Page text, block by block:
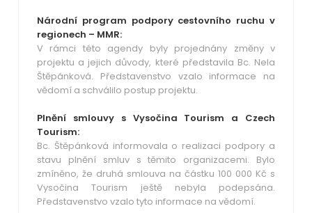
Národní program podpory cestovního ruchu v
regionech – MMR:
V rámci této agendy byly projednány změny v
projektu a jejich důvody, které představila Bc. Nela
Štěpánková. Představenstvo vzalo informace na
vědomí a schválilo postup projektu.
Plnění smlouvy s Vysočina Tourism a Czech
Tourism:
Bc. Štěpánková informovala o realizaci podpory a
stavu plnění smluv s těmito organizacemi. Bylo
zmíněno, že druhá smlouva na částku 100 000 Kč s
Vysočina Tourism ještě nebyla podepsána.
Představenstvo vzalo tyto informace na vědomí.